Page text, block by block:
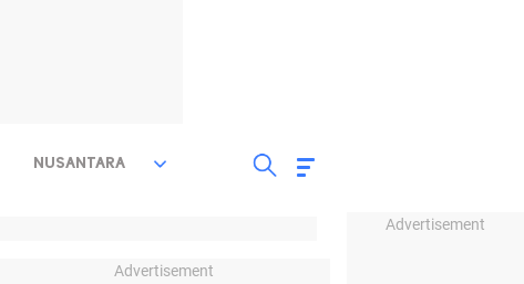
Advertisement
NUSANTARA
Advertisement